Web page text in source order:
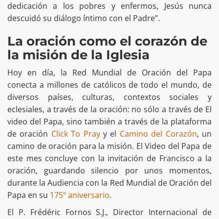
dedicación a los pobres y enfermos, Jesús nunca
descuidó su diálogo íntimo con el Padre”.
La oración como el corazón de
la misión de la Iglesia
Hoy en día, la Red Mundial de Oración del Papa
conecta a millones de católicos de todo el mundo, de
diversos países, culturas, contextos sociales y
eclesiales, a través de la oración: no sólo a través de El
video del Papa, sino también a través de la plataforma
de oración Click To Prayy el Camino del Corazón, un
camino de oración para la misión. El Video del Papa de
este mes concluye con la invitación de Francisco a la
oración, guardando silencio por unos momentos,
durante la Audiencia con la Red Mundial de Oración del
Papa en su 175º aniversario.
El P. Frédéric Fornos S.J., Director Internacional de